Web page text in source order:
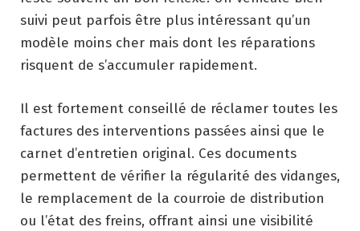
suivi peut parfois être plus intéressant qu’un
modèle moins cher mais dont les réparations
risquent de s’accumuler rapidement.
Il est fortement conseillé de réclamer toutes les
factures des interventions passées ainsi que le
carnet d’entretien original. Ces documents
permettent de vérifier la régularité des vidanges,
le remplacement de la courroie de distribution
ou l’état des freins, offrant ainsi une visibilité